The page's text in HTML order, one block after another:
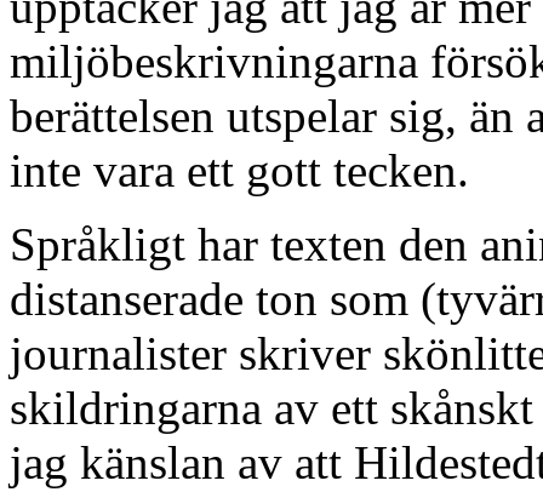
miljöbeskrivningarna
berättelsen utspelar sig,
inte vara ett gott tecken.
Språkligt har texten den
distanserade ton som
journalister skriver
skildringarna av ett
jag känslan av att